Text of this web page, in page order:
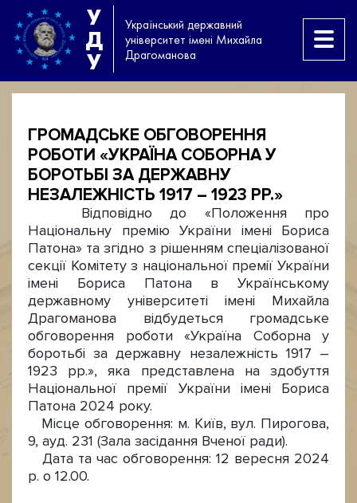
У
Д
У
Український державний
університет імені Михайла
Драгоманова
ГРОМАДСЬКЕ ОБГОВОРЕННЯ
РОБОТИ «УКРАЇНА СОБОРНА У
БОРОТЬБІ ЗА ДЕРЖАВНУ
НЕЗАЛЕЖНІСТЬ 1917 – 1923 РР.»
Відповідно до «Положення про
Національну премію України імені Бориса
Патона» та згідно з рішенням спеціалізованої
секції Комітету з національної премії України
імені Бориса Патона в Українському
державному університеті імені Михайла
Драгоманова відбудеться громадське
обговорення роботи «Україна Соборна у
боротьбі за державну незалежність 1917 –
1923 рр.», яка представлена на здобуття
Національної премії України імені Бориса
Патона 2024 року.
Місце обговорення: м. Київ, вул. Пирогова,
9, ауд. 231 (Зала засідання Вченої ради).
Дата та час обговорення: 12 вересня 2024
р. о 12.00.